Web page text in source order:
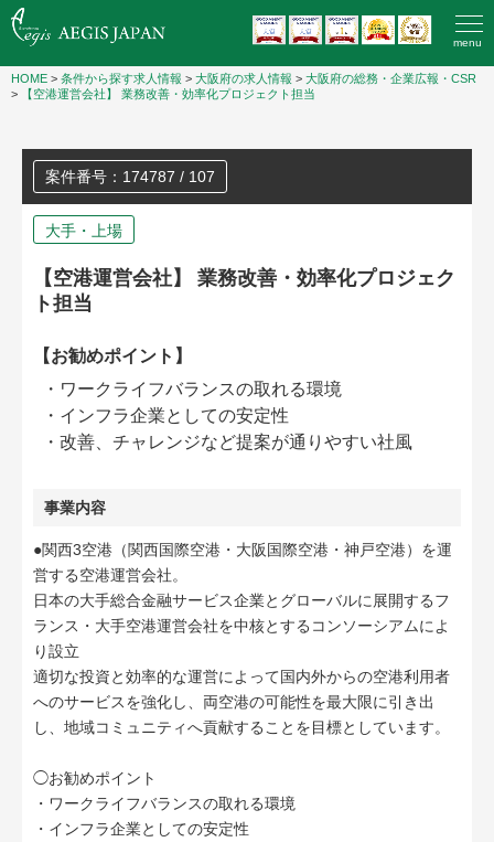
menu
HOME > 条件から探す求人情報 > 大阪府の求人情報 > 大阪府の総務・企業広報・CSR
>
【空港運営会社】 業務改善・効率化プロジェクト担当
案件番号：174787 / 107
大手・上場
【空港運営会社】 業務改善・効率化プロジェク
ト担当
【お勧めポイント】
・ワークライフバランスの取れる環境
・インフラ企業としての安定性
・改善、チャレンジなど提案が通りやすい社風
事業内容
●関西3空港（関西国際空港・大阪国際空港・神戸空港）を運
営する空港運営会社。
日本の大手総合金融サービス企業とグローバルに展開するフ
ランス・大手空港運営会社を中核とするコンソーシアムによ
り設立
適切な投資と効率的な運営によって国内外からの空港利用者
へのサービスを強化し、両空港の可能性を最大限に引き出
し、地域コミュニティへ貢献することを目標としています。
◯お勧めポイント
・ワークライフバランスの取れる環境
・インフラ企業としての安定性